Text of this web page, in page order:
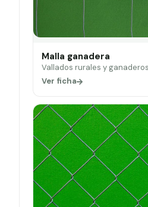
Malla ganadera
Vallados rurales y
Ver ficha